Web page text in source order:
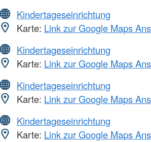
Kindertageseinrichtung
Karte: Link zur Google Maps
Kindertageseinrichtung
Karte: Link zur Google Maps
Kindertageseinrichtung
Karte: Link zur Google Maps
Kindertageseinrichtung
Karte: Link zur Google Maps